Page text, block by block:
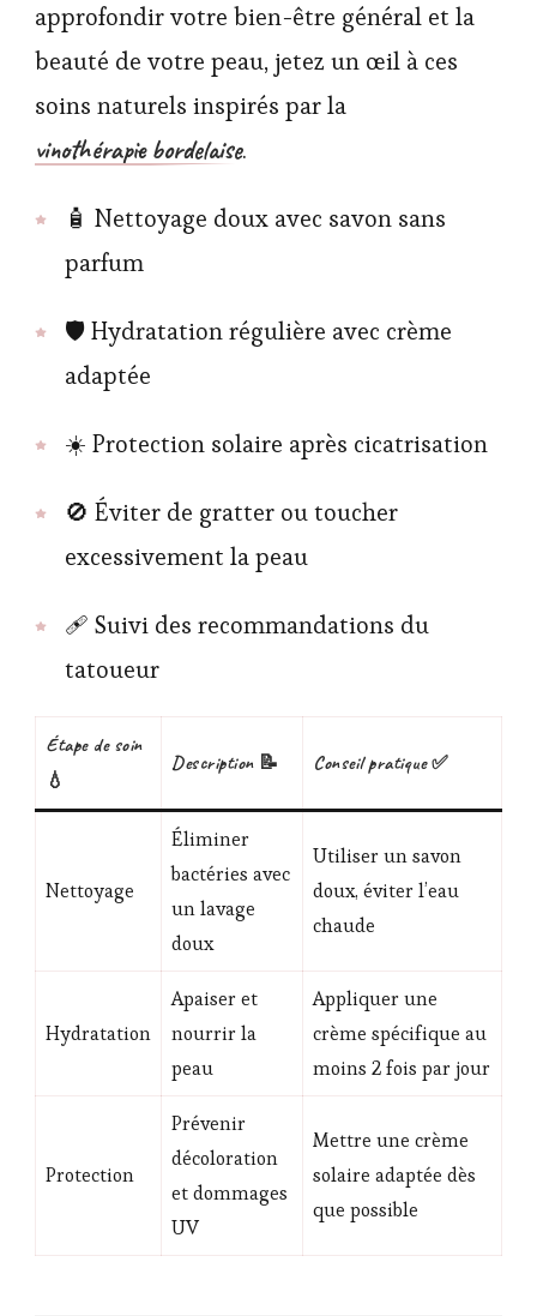
approfondir votre bien-être général et la
beauté de votre peau, jetez un œil à ces
soins naturels inspirés par la
vinothérapie bordelaise.
🧴 Nettoyage doux avec savon sans
parfum
🛡️ Hydratation régulière avec crème
adaptée
☀️ Protection solaire après cicatrisation
🚫 Éviter de gratter ou toucher
excessivement la peau
🩹 Suivi des recommandations du
tatoueur
Étape de soin
💧
Description 📝 Conseil pratique ✅
Nettoyage
Éliminer
bactéries avec
un lavage
doux
Utiliser un savon
doux, éviter l’eau
chaude
Hydratation
Apaiser et
nourrir la
peau
Appliquer une
crème spécifique au
moins 2 fois par jour
Protection
Prévenir
décoloration
et dommages
UV
Mettre une crème
solaire adaptée dès
que possible